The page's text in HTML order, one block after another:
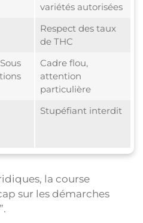
variétés autorisées
Respect des taux
de THC
Cadre flou,
attention
particulière
Stupéfiant interdit
la course
sur les démarches